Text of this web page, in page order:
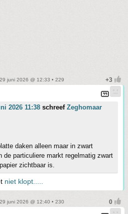
juni 2026 @ 12:33 • 229
2026 11:38 schreef Zeghomaar
daken alleen maar in zwart
de particuliere markt regelmatig zwart
zichtbaar is.
niet klopt.....
juni 2026 @ 12:40 • 230